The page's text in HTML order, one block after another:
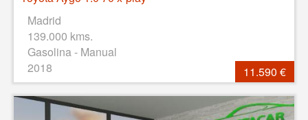
Madrid
139.000 kms.
Gasolina - Manual
2018
11.590 €